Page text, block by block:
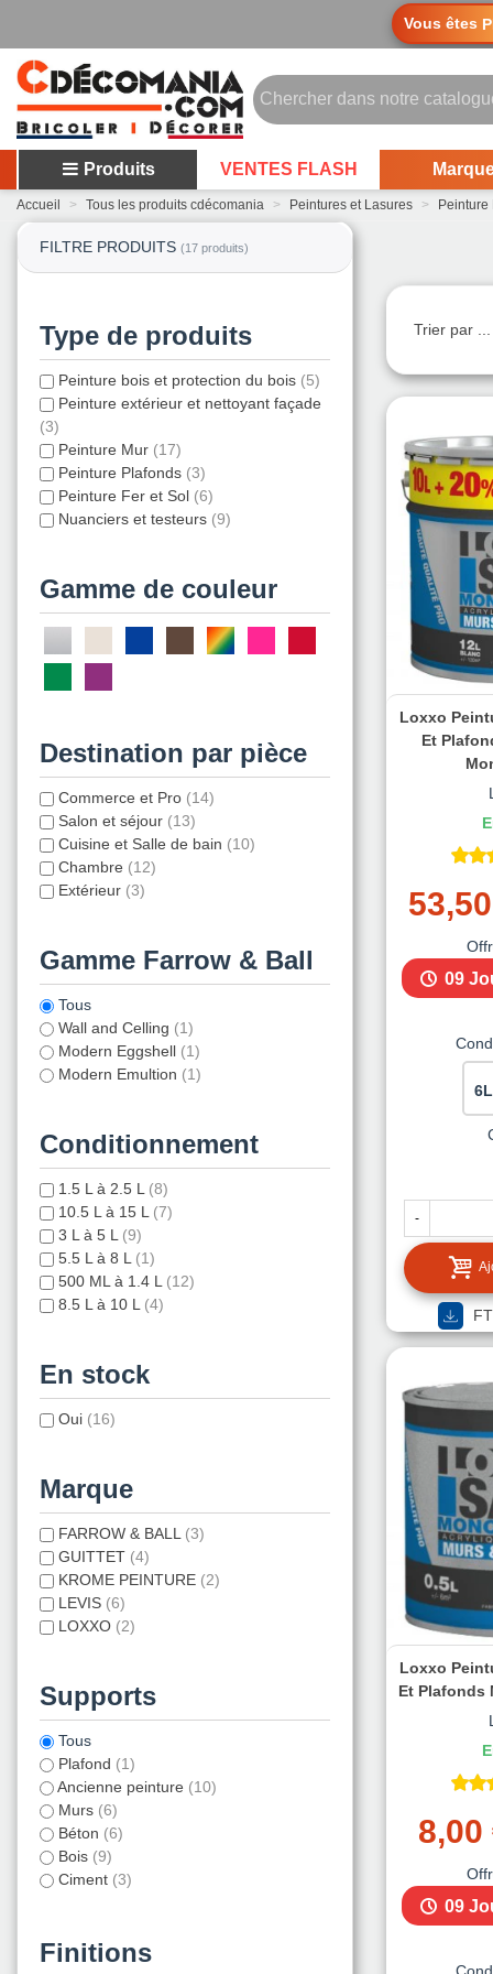
Vous êtes
Produits VENTES FLASH
Accueil > Tous les produits cdécomania > Peintures et Lasures > Peinture
FILTRE PRODUITS (17 produits)
Type de produits
Peinture bois et protection du bois (5)
Peinture extérieur et nettoyant façade
(3)
Peinture Mur (17)
Peinture Plafonds (3)
Peinture Fer et Sol (6)
Nuanciers et testeurs (9)
Gamme de couleur
Destination par pièce
Commerce et Pro (14)
Salon et séjour (13)
Cuisine et Salle de bain (10)
Chambre (12)
Extérieur (3)
Gamme Farrow & Ball
Tous
Wall and Celling (1)
Modern Eggshell (1)
Modern Emultion (1)
Conditionnement
1.5 L à 2.5 L (8)
10.5 L à 15 L (7)
3 L à 5 L (9)
5.5 L à 8 L (1)
500 ML à 1.4 L (12)
8.5 L à 10 L (4)
En stock
Oui (16)
Marque
FARROW & BALL (3)
GUITTET (4)
KROME PEINTURE (2)
LEVIS (6)
LOXXO (2)
Supports
Tous
Plafond (1)
Ancienne peinture (10)
Murs (6)
Béton (6)
Bois (9)
Ciment (3)
Métaux ferreux
Finitions
Trier par ...
Loxxo
Et
09
6L
-
FT
Loxxo
Et Plafonds
8,00
09